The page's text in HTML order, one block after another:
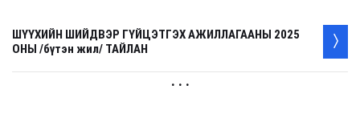
ШҮҮХИЙН ШИЙДВЭР ГҮЙЦЭТГЭХ АЖИЛЛАГААНЫ 2025
ОНЫ /бүтэн жил/ ТАЙЛАН
. . .